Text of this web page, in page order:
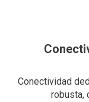
Conectividad
robusta,